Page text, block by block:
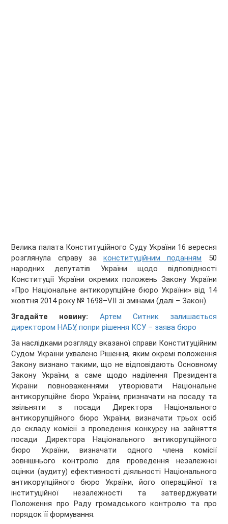
Велика палата Конституційного Суду України 16 вересня
розглянула справу законституційним поданням 50
народних депутатів України щодо відповідності
Конституції України окремих положень Закону України
«Про Національне антикорупційне бюро України» від 14
жовтня 2014 року № 1698–VII зі змінами (далі – Закон).
Згадайте новину:
Артем Ситник залишається
директором НАБУ, попри рішення КСУ – заява бюро
За наслідками розгляду вказаної справи Конституційним
Судом України ухвалено Рішення, яким окремі положення
Закону визнано такими, що не відповідають Основному
Закону України, а саме щодо наділення Президента
України повноваженнями утворювати Національне
антикорупційне бюро України, призначати на посаду та
звільняти з посади Директора Національного
антикорупційного бюро України, визначати трьох осіб
до складу комісії з проведення конкурсу на зайняття
посади Директора Національного антикорупційного
бюро України, визначати одного члена комісії
зовнішнього контролю для проведення незалежної
оцінки (аудиту) ефективності діяльності Національного
антикорупційного бюро України, його операційної та
інституційної незалежності та затверджувати
Положення про Раду громадського контролю та про
порядок її формування.